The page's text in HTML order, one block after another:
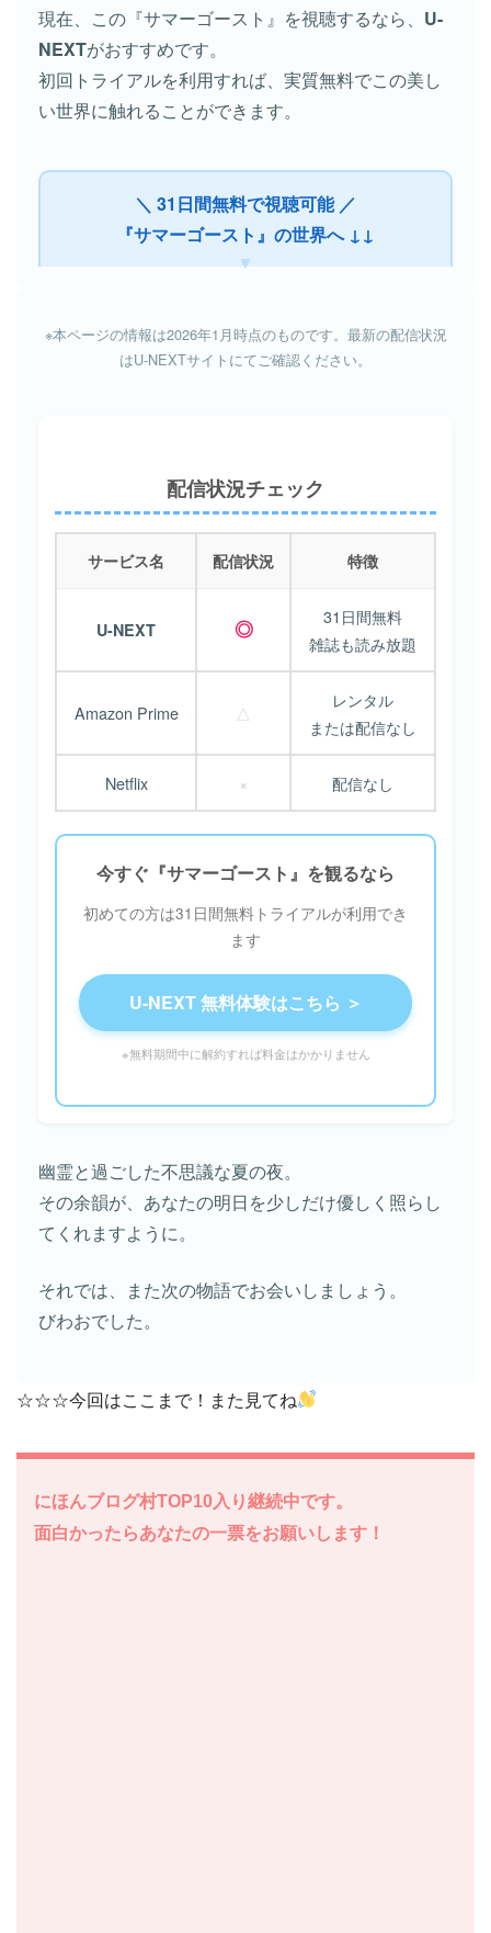
現在、この『サマーゴースト』を視聴するなら、 U-
NEXTがおすすめです。
初回トライアルを利用すれば、実質無料でこの美し
い世界に触れることができます。
＼ 31日間無料で視聴可能 ／
『サマーゴースト』の世界へ ↓↓
※本ページの情報は2026年1月時点のものです。最新の配信状況
はU-NEXTサイトにてご確認ください。
配信状況チェック
サービス名 配信状況 特徴
U-NEXT ◎
31日間無料
雑誌も読み放題
Amazon Prime △
レンタル
または配信なし
Netflix × 配信なし
今すぐ『サマーゴースト』を観るなら
初めての方は31日間無料トライアルが利用でき
ます
U-NEXT 無料体験はこちら ＞
※無料期間中に解約すれば料金はかかりません
幽霊と過ごした不思議な夏の夜。
その余韻が、あなたの明日を少しだけ優しく照らし
てくれますように。
それでは、また次の物語でお会いしましょう。
びわおでした。
☆☆☆今回はここまで！また見てね
にほんブログ村TOP10入り継続中です。
面白かったらあなたの一票をお願いします！